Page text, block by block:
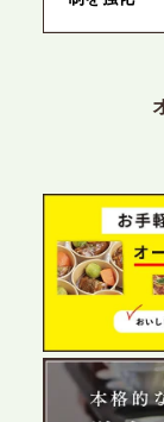
プレスリリ
目の展開で
2026.6.4
プレスリリ
の離職防止
う「お祭り
2026.5.29